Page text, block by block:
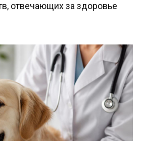
отвечающих за здоровье